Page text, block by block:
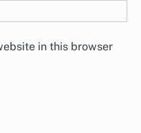
in this browser